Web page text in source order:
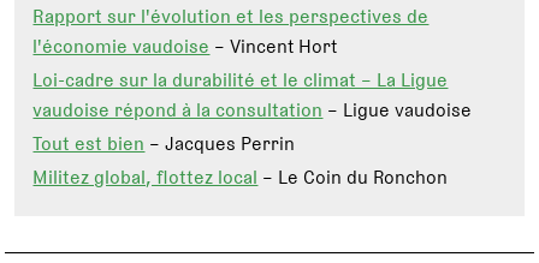
Rapport sur l'évolution et les perspectives de
l'économie vaudoise– Vincent Hort
Loi-cadre sur la durabilité et le climat – La Ligue
vaudoise répond à la consultation– Ligue vaudoise
Tout est bien– Jacques Perrin
Militez global, flottez local– Le Coin du Ronchon